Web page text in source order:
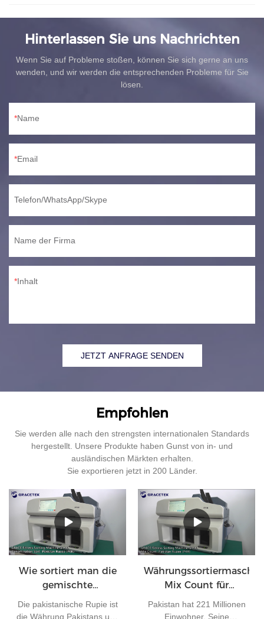
Hinterlassen Sie uns Nachrichten
Wenn Sie auf Probleme stoßen, können Sie sich gerne an uns
wenden, und wir werden die entsprechenden Probleme für Sie
lösen.
Name
Email
Telefon/WhatsApp/Skype
Name der Firma
Inhalt
JETZT ANFRAGE SENDEN
Empfohlen
Sie werden alle nach den strengsten internationalen Standards
hergestellt. Unsere Produkte haben Gunst von in- und
ausländischen Märkten erhalten.
Sie exportieren jetzt in 200 Länder.
Wie sortiert man die
gemischte
Stückelung der
Pakistanischen
Die pakistanische Rupie ist
die Währung Pakistans und
Mix Count für
pakistanische Rupien
Pakistan hat 221 Millionen
Einwohner. Seine